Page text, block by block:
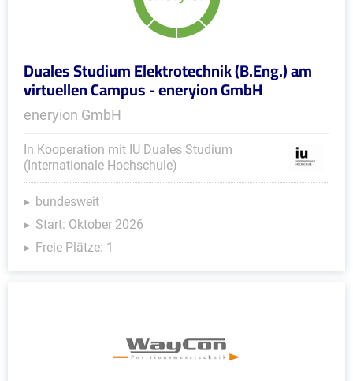
Duales Studium Elektrotechnik (B.Eng.) am
virtuellen Campus - eneryion GmbH
eneryion GmbH
In Kooperation mit IU Duales Studium
(Internationale Hochschule)
bundesweit
Start: Oktober 2026
Freie Plätze: 1